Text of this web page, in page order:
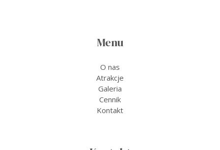
Menu
O nas
Atrakcje
Galeria
Cennik
Kontakt